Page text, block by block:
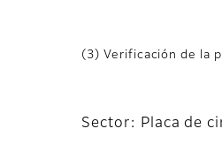
(3) Verificación de la
Sector: Placa de